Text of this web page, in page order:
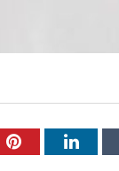
Pinterest